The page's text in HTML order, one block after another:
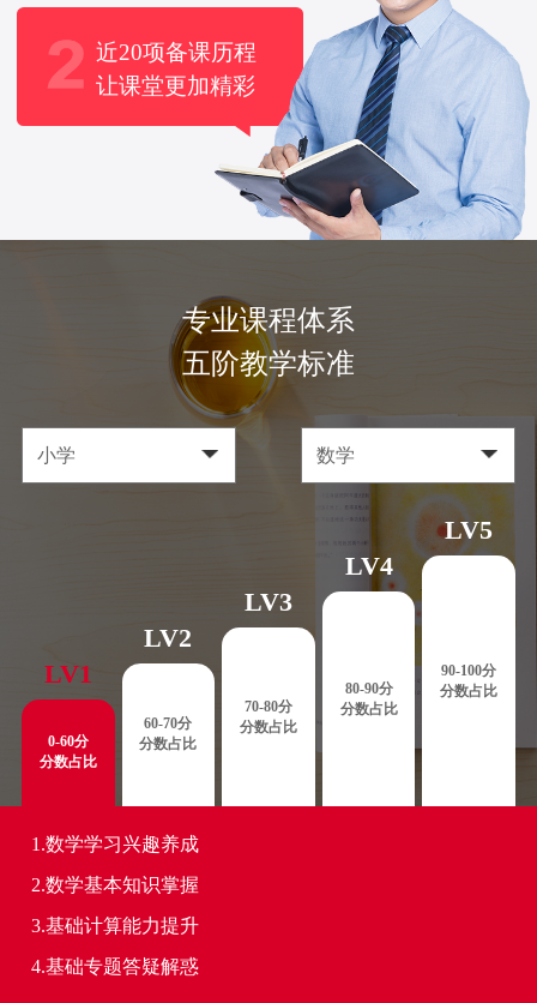
近20项备课历程
让课堂更加精彩
专业课程体系
五阶教学标准
LV1
0-60分
分数占比
LV2
60-70分
分数占比
LV3
70-80分
分数占比
LV4
80-90分
分数占比
LV5
90-100分
分数占比
1.数学学习兴趣养成
2.数学基本知识掌握
3.基础计算能力提升
4.基础专题答疑解惑